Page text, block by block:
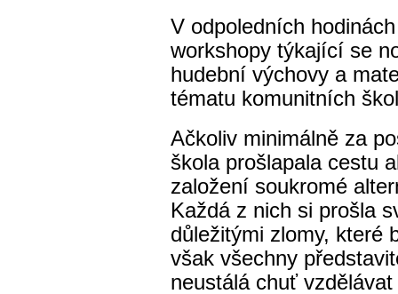
V odpoledních
workshopy týkající se
hudební výchovy a
tématu komunitních
Ačkoliv minimálně za
škola prošlapala cestu
založení soukromé
Každá z nich si prošla
důležitými zlomy, které
však všechny
neustálá chuť